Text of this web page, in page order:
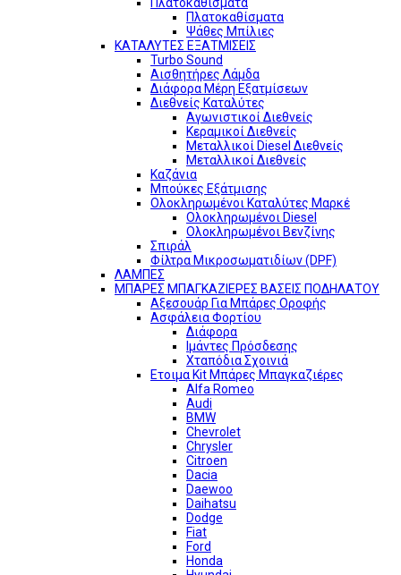
Πλατοκαθίσματα
Ψάθες Μπίλιες
ΚΑΤΑΛΥΤΕΣ ΕΞΑΤΜΙΣΕΙΣ
Turbo Sound
Αισθητήρες Λάμδα
Διάφορα Μέρη Εξατμίσεων
Διεθνείς Καταλύτες
Αγωνιστικοί Διεθνείς
Κεραμικοί Διεθνείς
Μεταλλικοί Diesel Διεθνείς
Μεταλλικοί Διεθνείς
Καζάνια
Μπούκες Εξάτμισης
Ολοκληρωμένοι Καταλύτες Μαρκέ
Ολοκληρωμένοι Diesel
Ολοκληρωμένοι Βενζίνης
Σπιράλ
Φίλτρα Μικροσωματιδίων (DPF)
ΛΑΜΠΕΣ
ΜΠΑΡΕΣ ΜΠΑΓΚΑΖΙΕΡΕΣ ΒΑΣΕΙΣ ΠΟΔΗΛΑΤΟΥ
Αξεσουάρ Για Μπάρες Οροφής
Ασφάλεια Φορτίου
Διάφορα
Ιμάντες Πρόσδεσης
Χταπόδια Σχοινιά
Ετοιμα Kit Μπάρες Μπαγκαζιέρες
Alfa Romeo
Audi
BMW
Chevrolet
Chrysler
Citroen
Dacia
Daewoo
Daihatsu
Dodge
Fiat
Ford
Honda